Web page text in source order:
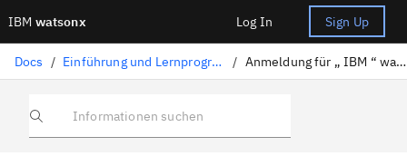
IBM watsonx Log In Sign Up
Docs / Einführung und Lernprogramme / Anmeldung für „ IBM “ watsonx
Informationen suchen